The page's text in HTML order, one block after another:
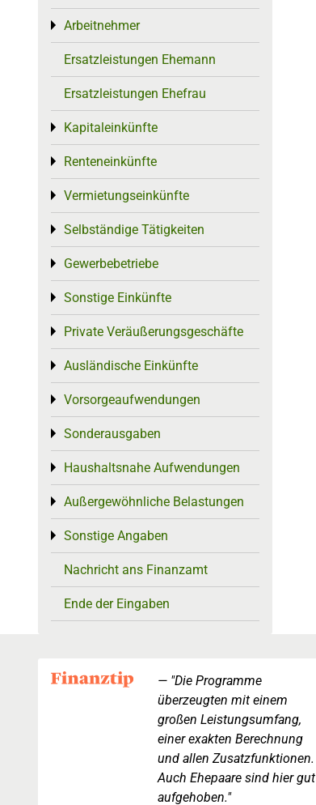
Arbeitnehmer
Toggle menu
Ersatzleistungen Ehemann
Ersatzleistungen Ehefrau
Kapitaleinkünfte
Toggle menu
Renteneinkünfte
Toggle menu
Vermietungseinkünfte
Toggle menu
Selbständige Tätigkeiten
Toggle menu
Gewerbebetriebe
Toggle menu
Sonstige Einkünfte
Toggle menu
Private Veräußerungsgeschäfte
Toggle menu
Ausländische Einkünfte
Toggle menu
Vorsorgeaufwendungen
Toggle menu
Sonderausgaben
Toggle menu
Haushaltsnahe Aufwendungen
Toggle menu
Außergewöhnliche Belastungen
Toggle menu
Sonstige Angaben
Toggle menu
Nachricht ans Finanzamt
Ende der Eingaben
"Die Programme
überzeugten mit einem
großen Leistungsumfang,
einer exakten Berechnung
und allen Zusatzfunktionen.
Auch Ehepaare sind hier gut
aufgehoben."